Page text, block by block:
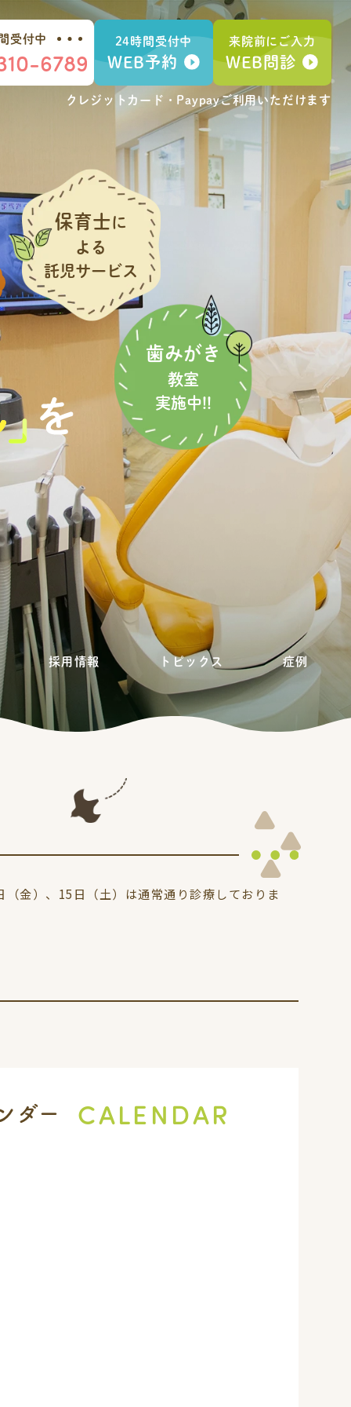
受付中
6789
24時間受付中
WEB予約
来院前にご入力
WEB問診
クレジットカード・Paypayご利用いただけます
保育士に
よる
託児サービス
歯みがき
教室
実施中!!
採用情報 トピックス 症例
金）、15日（土）は通常通り診療しておりま
ダー CALENDAR